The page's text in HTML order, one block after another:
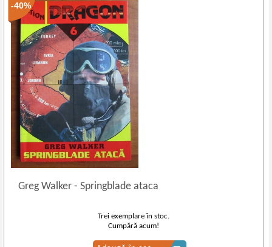
-40%
Greg Walker- Springblade ataca
Trei exemplare în stoc.
Cumpără acum!